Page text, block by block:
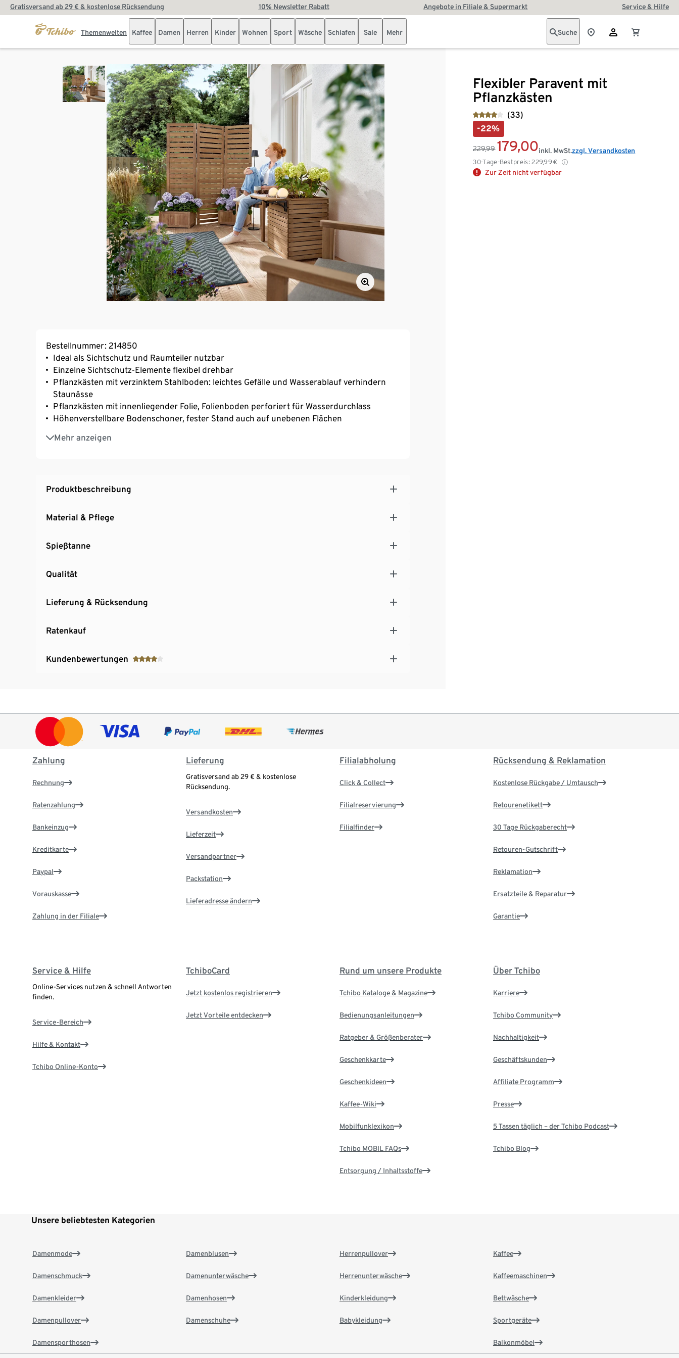
Gratisversand ab 29 € & kostenlose Rücksendung 10% Newsletter Rabatt Angebote in Filiale & Supermarkt Service & Hilfe
Themenwelten Kaffee Damen Herren Kinder Wohnen Sport Wäsche Schlafen Sale Mehr Suche
Flexibler Paravent mit
Pflanzkästen
(33)
-22%
229,99 179,00
30-Tage-Bestpreis: 229,99€
inkl. MwSt.zzgl. Versandkosten
Zur Zeit nicht verfügbar
Bestellnummer: 214850
Ideal als Sichtschutz und Raumteiler nutzbar
Einzelne Sichtschutz-Elemente flexibel drehbar
Pflanzkästen mit verzinktem Stahlboden: leichtes Gefälle und Wasserablauf verhindern
Staunässe
Pflanzkästen mit innenliegender Folie, Folienboden perforiert für Wasserdurchlass
Höhenverstellbare Bodenschoner, fester Stand auch auf unebenen Flächen
Mehr anzeigen
Inkl. Wandbefestigung
Aus FSC®-zertifiziertem Massiv-Holz, lasiert
Produktbeschreibung
Material & Pflege
Spießtanne
Qualität
Lieferung & Rücksendung
Ratenkauf
Kundenbewertungen
Zahlung
Rechnung
Ratenzahlung
Bankeinzug
Kreditkarte
Paypal
Vorauskasse
Zahlung in der Filiale
Lieferung
Gratisversand ab 29 € & kostenlose
Rücksendung.
Versandkosten
Lieferzeit
Versandpartner
Packstation
Lieferadresse ändern
Filialabholung
Click & Collect
Filialreservierung
Filialfinder
Rücksendung & Reklamation
Kostenlose Rückgabe / Umtausch
Retourenetikett
30 Tage Rückgaberecht
Retouren-Gutschrift
Reklamation
Ersatzteile & Reparatur
Garantie
Service & Hilfe
Online-Services nutzen & schnell Antworten
finden.
Service-Bereich
Hilfe & Kontakt
Tchibo Online-Konto
TchiboCard
Jetzt kostenlos registrieren
Jetzt Vorteile entdecken
Rund um unsere Produkte
Tchibo Kataloge & Magazine
Bedienungsanleitungen
Ratgeber & Größenberater
Geschenkkarte
Geschenkideen
Kaffee-Wiki
Mobilfunklexikon
Tchibo MOBIL FAQs
Entsorgung / Inhaltsstoffe
Über Tchibo
Karriere
Tchibo Community
Nachhaltigkeit
Geschäftskunden
Affiliate Programm
Presse
5 Tassen täglich – der Tchibo Podcast
Tchibo Blog
Unsere beliebtesten Kategorien
Damenmode
Damenschmuck
Damenkleider
Damenpullover
Damensporthosen
Damenblusen
Damenunterwäsche
Damenhosen
Damenschuhe
Herrenpullover
Herrenunterwäsche
Kinderkleidung
Babykleidung
Kaffee
Kaffeemaschinen
Bettwäsche
Sportgeräte
Balkonmöbel